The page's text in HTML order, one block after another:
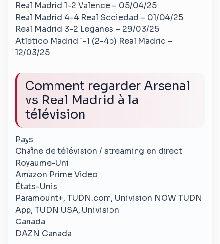
Real Madrid 1-2 Valence – 05/04/25
Real Madrid 4-4 Real Sociedad – 01/04/25
Real Madrid 3-2 Leganes – 29/03/25
Atletico Madrid 1-1 (2-4p) Real Madrid –
12/03/25
Comment regarder Arsenal
vs Real Madrid à la
télévision
Pays
Chaîne de télévision / streaming en direct
Royaume-Uni
Amazon Prime Video
États-Unis
Paramount+, TUDN.com, Univision NOW TUDN
App, TUDN USA, Univision
Canada
DAZN Canada